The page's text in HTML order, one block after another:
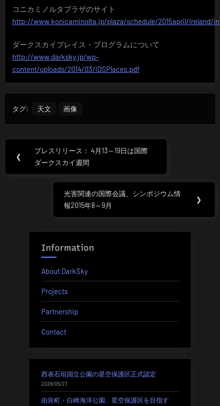
コニカミノルタプラザのサイト
http://www.konicaminolta.jp/plaza/schedule/2015april/ireland/
ダークスカイプレイス・プログラムについて
http://www.darksky.jp/wp-
content/uploads/2014/03/IDSPlaces.pdf
タグ: 天文 画像
投
稿❮
Previous
Post:
プレスリリース： 4月13～19日は国際
ダークスカイ週間
Next
Post:
光害関連の国際会議、シンポジウム情
報2015年8～9月
❯
Information
About DarkSky
Projects
Partnership
Contact
西表石垣国立公園の星空保護区正式認定
2026/05/27
由良町・白崎海洋公園、星空保護区を目指す